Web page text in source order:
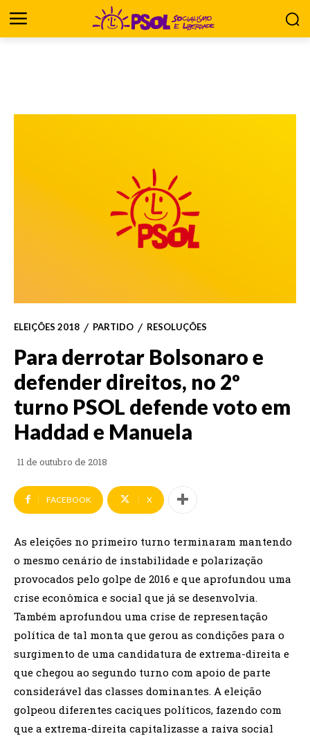
ELEIÇÕES 2018 PARTIDO RESOLUÇÕES
Para derrotar Bolsonaro e
defender direitos, no 2º
turno PSOL defende voto em
Haddad e Manuela
11 de outubro de 2018
FACEBOOK X
As eleições no primeiro turno terminaram mantendo
o mesmo cenário de instabilidade e polarização
provocados pelo golpe de 2016 e que aprofundou uma
crise econômica e social que já se desenvolvia.
Também aprofundou uma crise de representação
política de tal monta que gerou as condições para o
surgimento de uma candidatura de extrema-direita e
que chegou ao segundo turno com apoio de parte
considerável das classes dominantes. A eleição
golpeou diferentes caciques políticos, fazendo com
que a extrema-direita capitalizasse a raiva social